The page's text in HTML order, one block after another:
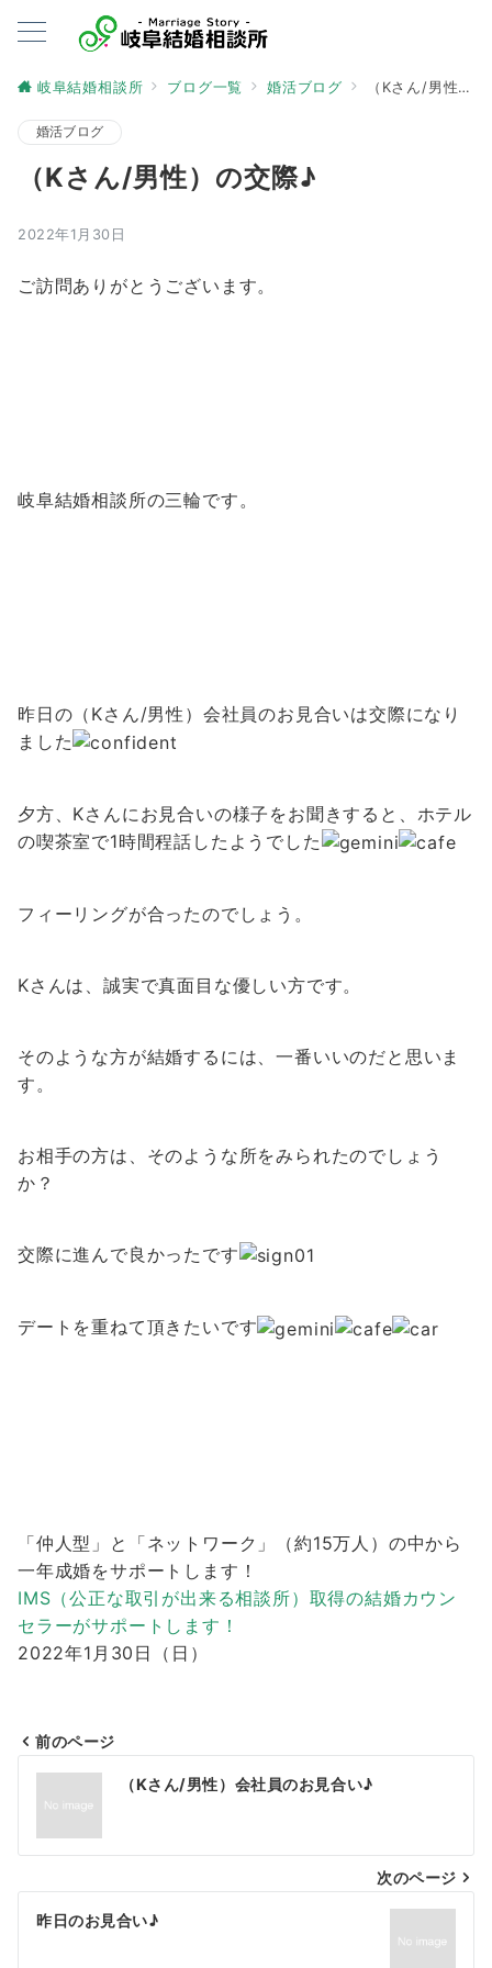
岐阜結婚相談所 ブログ一覧 婚活ブログ （Kさん/男性）の交際♪
婚活ブログ
（Kさん/男性）の交際♪
2022年1月30日
ご訪問ありがとうございます。
岐阜結婚相談所の三輪です。
昨日の（Kさん/男性）会社員のお見合いは交際になり
ました
夕方、Kさんにお見合いの様子をお聞きすると、ホテル
の喫茶室で1時間程話したようでした
フィーリングが合ったのでしょう。
Kさんは、誠実で真面目な優しい方です。
そのような方が結婚するには、一番いいのだと思いま
す。
お相手の方は、そのような所をみられたのでしょう
か？
交際に進んで良かったです
デートを重ねて頂きたいです
「仲人型」と「ネットワーク」（約15万人）の中から
一年成婚をサポートします！
IMS（公正な取引が出来る相談所）取得の結婚カウン
セラーがサポートします！
2022年1月30日（日）
投
ナ
ビ
ゲ
前のページ
（Kさん/男性）会社員のお見合い♪
次のページ
昨日のお見合い♪